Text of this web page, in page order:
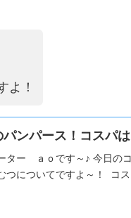
よ！
パンパース！コスパ
ター ａｏです～♪ 今日の
つについてですよ～！